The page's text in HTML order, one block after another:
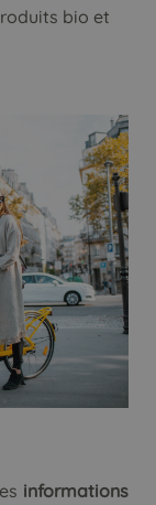
bio et
informations